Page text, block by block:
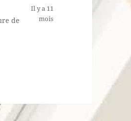
de
Il y a 11
mois